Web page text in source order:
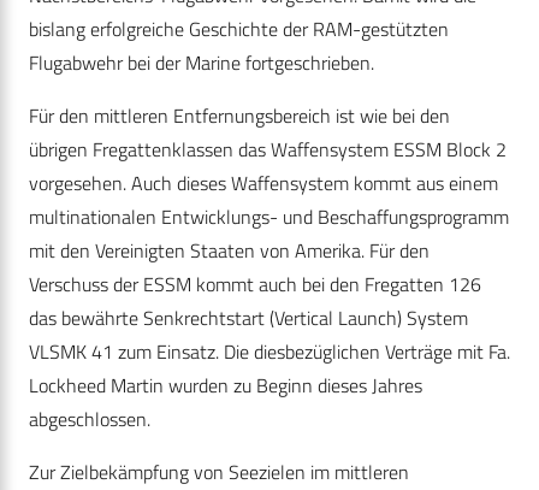
bislang erfolgreiche Geschichte der RAM-gestützten
Flugabwehr bei der Marine fortgeschrieben.
Für den mittleren Entfernungsbereich ist wie bei den
übrigen Fregattenklassen das Waffensystem ESSM Block 2
vorgesehen. Auch dieses Waffensystem kommt aus einem
multinationalen Entwicklungs- und Beschaffungsprogramm
mit den Vereinigten Staaten von Amerika. Für den
Verschuss der ESSM kommt auch bei den Fregatten 126
das bewährte Senkrechtstart (Vertical Launch) System
VLSMK 41 zum Einsatz. Die diesbezüglichen Verträge mit Fa.
Lockheed Martin wurden zu Beginn dieses Jahres
abgeschlossen.
Zur Zielbekämpfung von Seezielen im mittleren